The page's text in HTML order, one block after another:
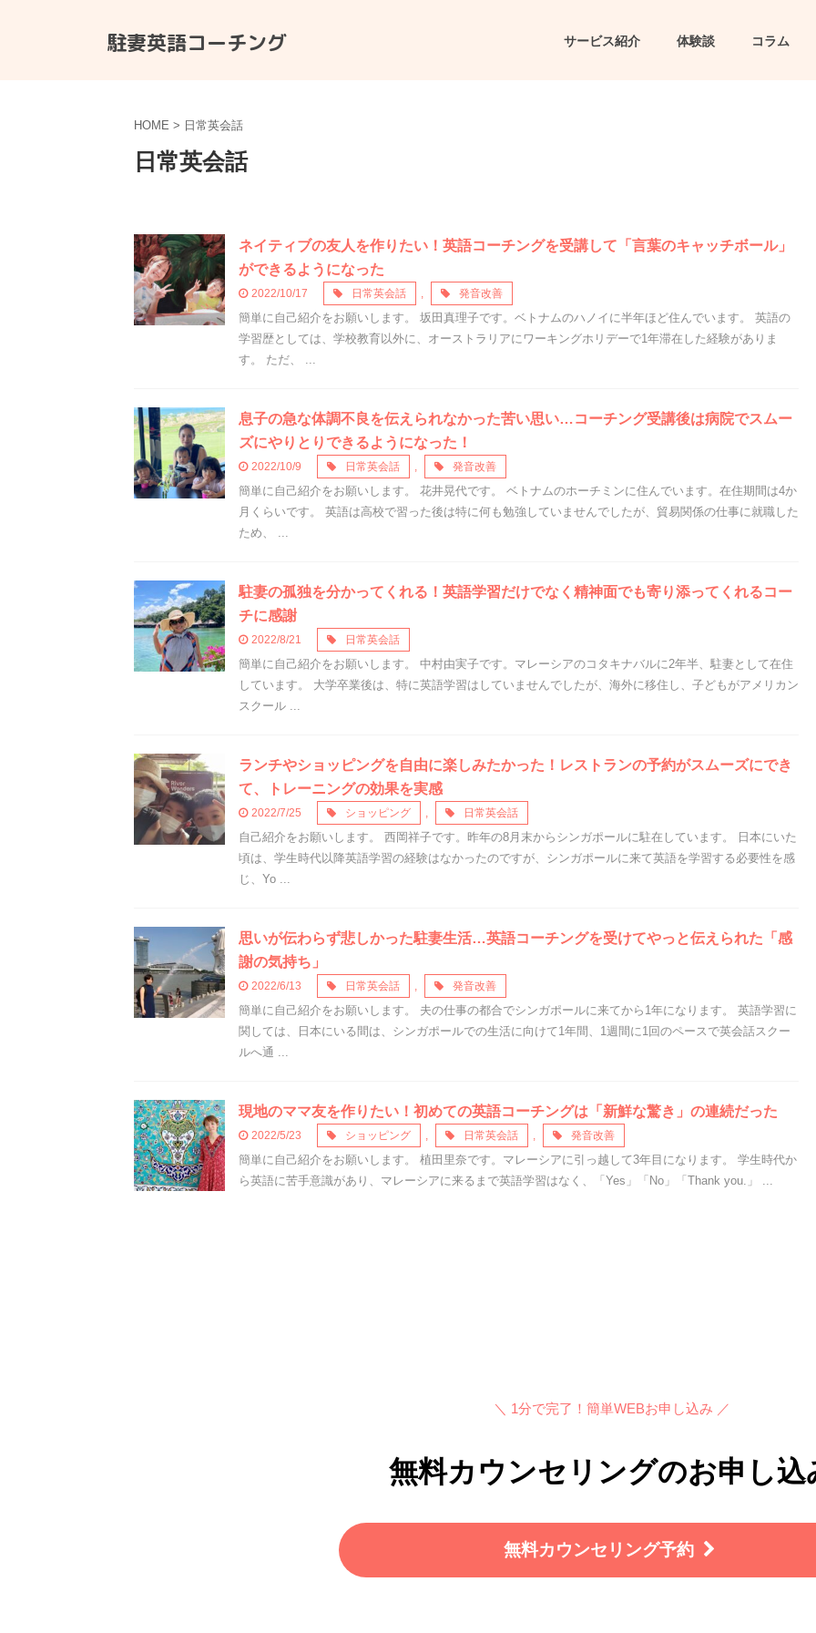
駐妻英語コーチング サービス紹介 体験談 コラム
HOME > 日常英会話
日常英会話
ネイティブの友人を作りたい！英語コーチングを受講して「言葉のキャッチボール」
ができるようになった
2022/10/17 日常英会話 , 発音改善
簡単に自己紹介をお願いします。 坂田真理子です。ベトナムのハノイに半年ほど住んでいます。 英語の
学習歴としては、学校教育以外に、オーストラリアにワーキングホリデーで1年滞在した経験がありま
す。 ただ、 ...
息子の急な体調不良を伝えられなかった苦い思い…コーチング受講後は病院でスムー
ズにやりとりできるようになった！
2022/10/9 日常英会話 , 発音改善
簡単に自己紹介をお願いします。 花井晃代です。 ベトナムのホーチミンに住んでいます。在住期間は4か
月くらいです。 英語は高校で習った後は特に何も勉強していませんでしたが、貿易関係の仕事に就職した
ため、 ...
駐妻の孤独を分かってくれる！英語学習だけでなく精神面でも寄り添ってくれるコー
チに感謝
2022/8/21 日常英会話
簡単に自己紹介をお願いします。 中村由実子です。マレーシアのコタキナバルに2年半、駐妻として在住
しています。 大学卒業後は、特に英語学習はしていませんでしたが、海外に移住し、子どもがアメリカン
スクール ...
ランチやショッピングを自由に楽しみたかった！レストランの予約がスムーズにでき
て、トレーニングの効果を実感
2022/7/25 ショッピング , 日常英会話
自己紹介をお願いします。 西岡祥子です。昨年の8月末からシンガポールに駐在しています。 日本にいた
頃は、学生時代以降英語学習の経験はなかったのですが、シンガポールに来て英語を学習する必要性を感
じ、Yo ...
思いが伝わらず悲しかった駐妻生活…英語コーチングを受けてやっと伝えられた「感
謝の気持ち」
2022/6/13 日常英会話 , 発音改善
簡単に自己紹介をお願いします。 夫の仕事の都合でシンガポールに来てから1年になります。 英語学習に
関しては、日本にいる間は、シンガポールでの生活に向けて1年間、1週間に1回のペースで英会話スクー
ルへ通 ...
現地のママ友を作りたい！初めての英語コーチングは「新鮮な驚き」の連続だった
2022/5/23 ショッピング , 日常英会話 , 発音改善
簡単に自己紹介をお願いします。 植田里奈です。マレーシアに引っ越して3年目になります。 学生時代か
ら英語に苦手意識があり、マレーシアに来るまで英語学習はなく、「Yes」「No」「Thank you.」 ...
＼ 1分で完了！簡単WEBお申し込み ／
無料カウンセリングのお申し込
無料カウンセリング予約